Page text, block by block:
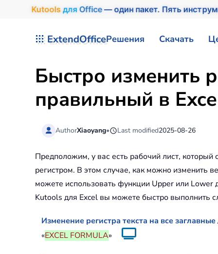
Kutools для Office— один пакет. Пять
ExtendOfficeРешения Скачать
Быстро изменить
правильный в
AuthorXiaoyang• Last modified2025-08-26
Предположим, у вас есть рабочий лист,
регистром. В этом случае, как можно изменить
можете использовать функции Upper или Lower
Kutools для Excel вы можете быстро выполнить
Изменение регистра текста на все
«EXCEL FORMULA»